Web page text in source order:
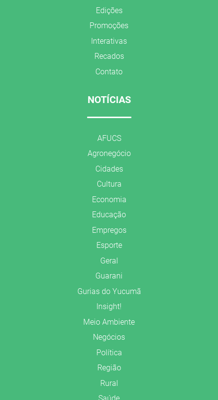
Edições
Promoções
Interativas
Recados
Contato
NOTÍCIAS
AFUCS
Agronegócio
Cidades
Cultura
Economia
Educação
Empregos
Esporte
Geral
Guarani
Gurias do Yucumã
Insight!
Meio Ambiente
Negócios
Política
Região
Rural